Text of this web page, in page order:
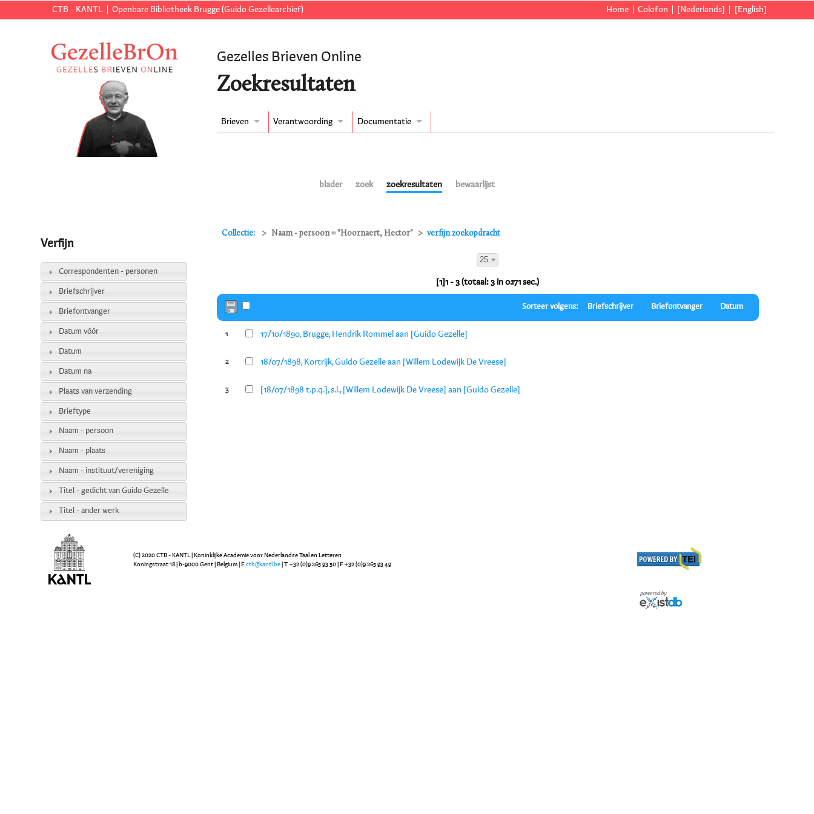
CTB - KANTL Openbare Bibliotheek Brugge (Guido Gezellearchief) Home Colofon [Nederlands] [English]
Gezelles Brieven Online
Zoekresultaten
Brieven Verantwoording Documentatie
blader zoek zoekresultaten bewaarlijst
Collectie: Naam - persoon = "Hoornaert, Hector" verfijn zoekopdracht
25
[1]1 - 3 (totaal: 3 in 0.171 sec.)
Sorteer volgens: Briefschrijver Briefontvanger Datum
1 17/10/1890, Brugge, Hendrik Rommel aan [Guido Gezelle]
2 18/07/1898, Kortrijk, Guido Gezelle aan [Willem Lodewijk De Vreese]
3 [18/07/1898 t.p.q.], s.l., [Willem Lodewijk De Vreese] aan [Guido Gezelle]
Verfijn
Correspondenten - personen
Briefschrijver
Briefontvanger
Datum vóór
Datum
Datum na
Plaats van verzending
Brieftype
Naam - persoon
Naam - plaats
Naam - instituut/vereniging
Titel - gedicht van Guido Gezelle
Titel - ander werk
(C) 2020 CTB - KANTL | Koninklijke Academie voor Nederlandse Taal en Letteren
Koningstraat 18 | b-9000 Gent | Belgium | Ectb@kantl.be | T +32 (0)9 265 93 50 | F +32 (0)9 265 93 49